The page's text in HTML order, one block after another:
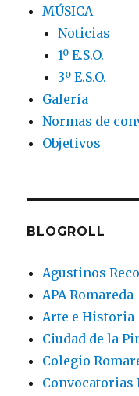
MÚSICA
Noticias
1º E.S.O.
3º E.S.O.
Galería
Normas de
Objetivos
BLOGROLL
Agustinos
APA Romareda
Arte e Historia
Ciudad de la
Colegio
Convocatorias